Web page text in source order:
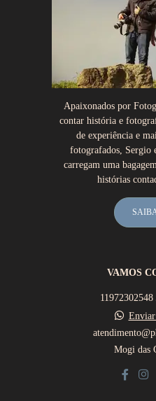
Apaixonados por
contar história e
de experiência e
fotografados, Sergio
carregam uma
histórias
VAMOS
Enviar
Mogi das